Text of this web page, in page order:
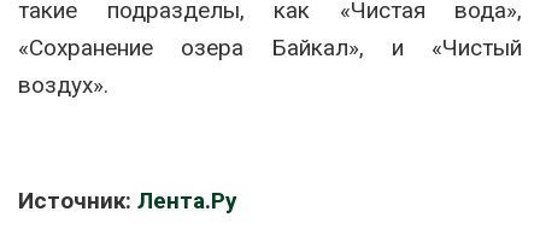
такие подразделы, как «Чистая вода»,
«Сохранение озера Байкал», и «Чистый
воздух».
Источник: Лента.Ру